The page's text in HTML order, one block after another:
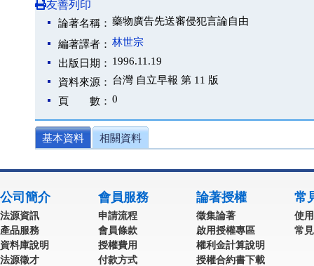
友善列印
論著名稱： 藥物廣告先送審侵犯言論自由
編著譯者： 林世宗
出版日期： 1996.11.19
資料來源： 台灣 自立早報 第 11 版
頁 數： 0
基本資料 相關資料
公司簡介
法源資訊
產品服務
資料庫說明
法源徵才
會員服務
申請流程
會員條款
授權費用
付款方式
論著授權
徵集論著
啟用授權專區
權利金計算說明
授權合約書下載
常
使
常